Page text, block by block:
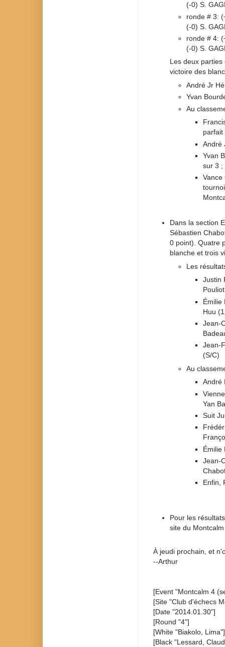
(-0) S.
ronde # 3:
(-0) S.
ronde # 4:
(-0) S.
Les deux
victoire des
André Jr
Yvan
Au
parfait
André
Yvan
sur 3 ;
Vance
Dans la section
Sébastien
0 point). Quatre
blanche et trois
Les
Justin
Émilie
Huu
Jean-
Jean-
(S/C)
Au
André
Yan
Suit
Émilie
Jean-
Enfin,
Pour les
site du
À jeudi prochain, et
--Arthur
[Event "Montcalm 4
[Site "Club d'échecs
[Date "2014.01.30"]
[Round "4"]
[White "Biakolo, Lima"]
[Black "Lessard,